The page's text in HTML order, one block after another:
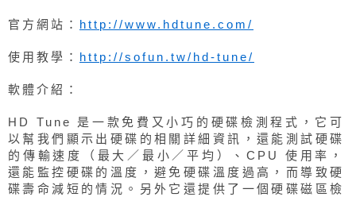
官方網站： http://www.hdtune.com/
使用教學： http://sofun.tw/hd-tune/
軟體介紹：
HD Tune 是一款免費又小巧的硬碟檢測程式，它可
以幫我們顯示出硬碟的相關詳細資訊，還能測試硬碟
的傳輸速度（最大／最小／平均）、CPU 使用率，
還能監控硬碟的溫度，避免硬碟溫度過高，而導致硬
碟壽命減短的情況。另外它還提供了一個硬碟磁區檢